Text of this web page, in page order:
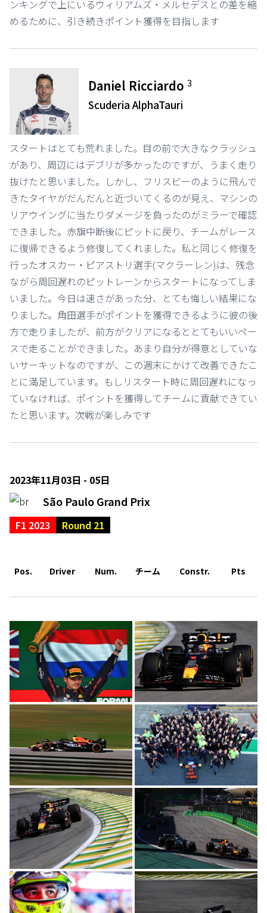
ンキングで上にいるウィリアムズ・メルセデスとの差を縮
めるために、引き続きポイント獲得を目指します
Daniel Ricciardo3
Scuderia AlphaTauri
スタートはとても荒れました。目の前で大きなクラッシュ
があり、周辺にはデブリが多かったのですが、うまく走り
抜けたと思いました。しかし、フリスビーのように飛んで
きたタイヤがだんだんと近づいてくるのが見え、マシンの
リアウイングに当たりダメージを負ったのがミラーで確認
できました。赤旗中断後にピットに戻り、チームがレース
に復帰できるよう修復してくれました。私と同じく修復を
行ったオスカー・ピアストリ選手(マクラーレン)は、残念
ながら周回遅れのピットレーンからスタートになってしま
いました。今日は速さがあった分、とても悔しい結果にな
りました。角田選手がポイントを獲得できるように彼の後
方で走りましたが、前方がクリアになるととてもいいペー
スで走ることができました。あまり自分が得意としていな
いサーキットなのですが、この週末にかけて改善できたこ
とに満足しています。もしリスタート時に周回遅れになっ
ていなければ、ポイントを獲得してチームに貢献できてい
たと思います。次戦が楽しみです
2023年11月03日 - 05日
São Paulo Grand Prix
F1 2023 Round 21
Pos. Driver Num. チーム Constr. Pts